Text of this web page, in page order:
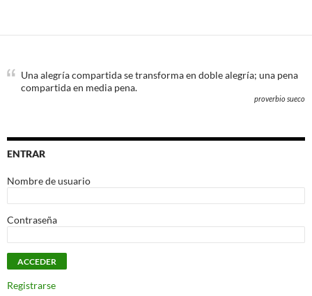
Una alegría compartida se transforma en doble alegría; una pena
compartida en media pena.
proverbio sueco
ENTRAR
Nombre de usuario
Contraseña
Registrarse